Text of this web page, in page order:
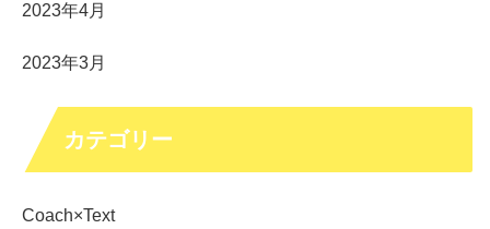
2023年4月
2023年3月
カテゴリー
Coach×Text